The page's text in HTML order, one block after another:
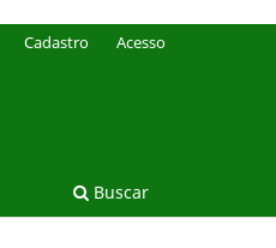
Buscar
Cadastro Acesso